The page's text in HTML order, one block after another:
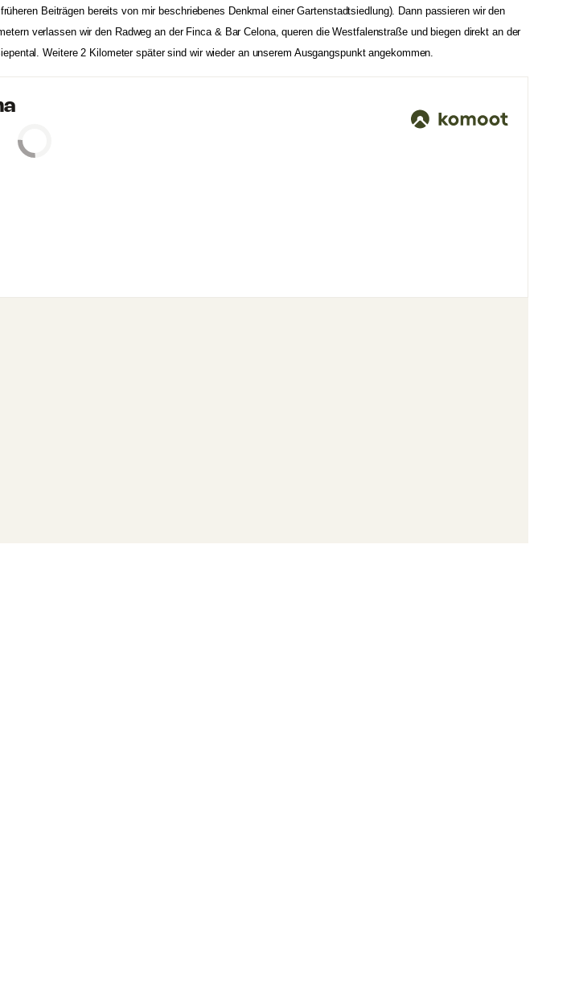
Beiträgen bereits von mir beschriebenes Denkmal einer Gartenstadtsiedlung). Dann passieren wir den
verlassen wir den Radweg an der Finca & Bar Celona, queren die Westfalenstraße und biegen direkt an der
Weitere 2 Kilometer später sind wir wieder an unserem Ausgangspunkt angekommen.